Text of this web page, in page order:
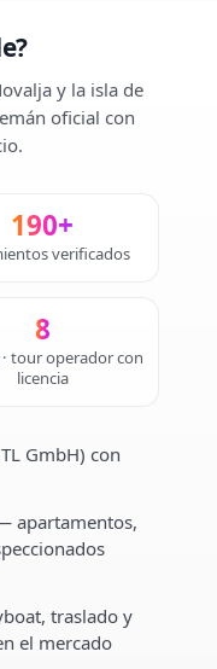
y la isla de
oficial con
190+
verificados
8
tour operador con
licencia
GmbH) con
apartamentos,
traslado y
el mercado